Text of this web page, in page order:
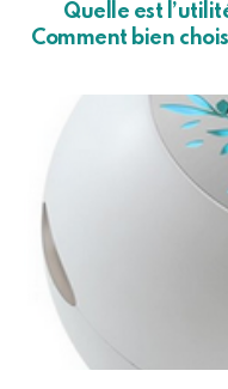
Quelle est
Comment bien